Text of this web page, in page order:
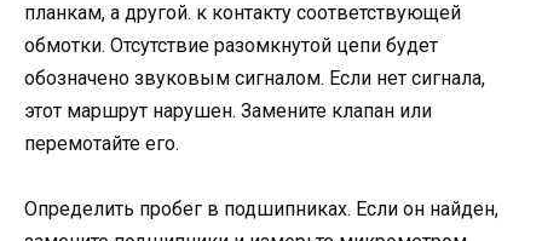
планкам, а другой. к контакту соответствующей
обмотки. Отсутствие разомкнутой цепи будет
обозначено звуковым сигналом. Если нет сигнала,
этот маршрут нарушен. Замените клапан или
перемотайте его.
Определить пробег в подшипниках. Если он найден,